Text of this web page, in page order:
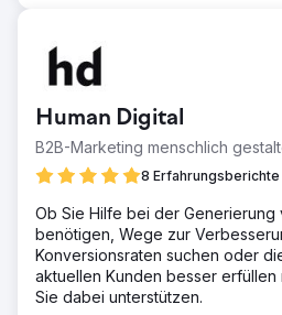
Human Digital
B2B-Marketing menschlich
8 Erfahrungsberichte
Ob Sie Hilfe bei der Generierung
benötigen, Wege zur
Konversionsraten suchen oder
aktuellen Kunden besser erfüllen
Sie dabei unterstützen.